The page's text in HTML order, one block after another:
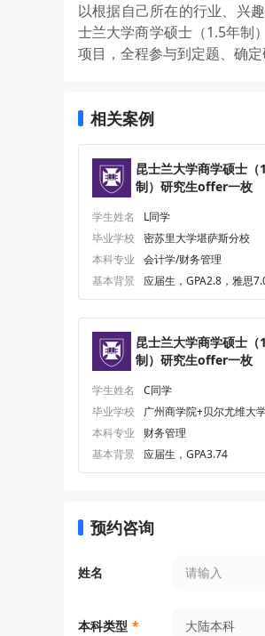
以根据自己所在的行业、兴
士兰大学商学硕士（1.5年制
项目，全程参与到定题、确定
相关案例
昆士兰大学商学硕士（
制）研究生offer一枚
学生姓名
L同学
毕业学校
密苏里大学堪萨斯分校
本科专业 会计学/财务管理
基本背景
应届生，GPA2.8，雅思
昆士兰大学商学硕士（
制）研究生offer一枚
学生姓名
C同学
毕业学校
广州商学院+贝尔尤维大
本科专业 财务管理
基本背景
应届生，GPA3.74
预约咨询
姓名
本科类型 * 大陆本科